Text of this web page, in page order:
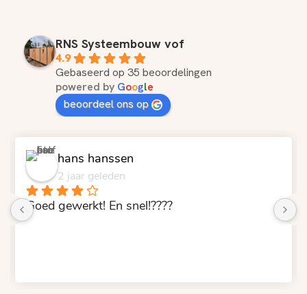
RNS Systeembouw vof
4.9
Gebaseerd op 35 beoordelingen
powered by Google
beoordeel ons op
hans hanssen
2 jaar geleden
Goed gewerkt! En snel!????